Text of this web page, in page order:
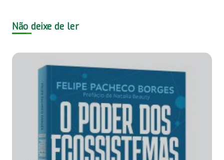
Não deixe de ler